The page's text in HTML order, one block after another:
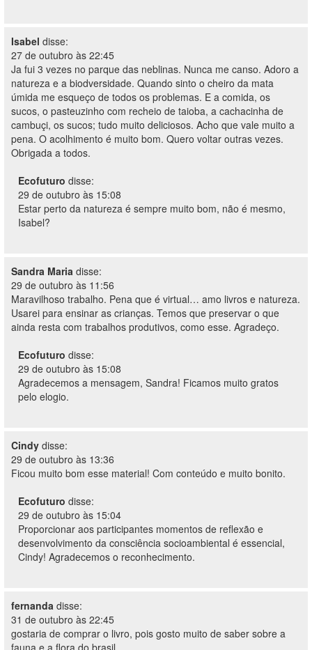
Isabel disse:
27 de outubro às 22:45
Ja fui 3 vezes no parque das neblinas. Nunca me canso. Adoro a
natureza e a biodversidade. Quando sinto o cheiro da mata
úmida me esqueço de todos os problemas. E a comida, os
sucos, o pasteuzinho com recheio de taioba, a cachacinha de
cambuçi, os sucos; tudo muito deliciosos. Acho que vale muito a
pena. O acolhimento é muito bom. Quero voltar outras vezes.
Obrigada a todos.
Ecofuturo disse:
29 de outubro às 15:08
Estar perto da natureza é sempre muito bom, não é mesmo,
Isabel?
Sandra Maria disse:
29 de outubro às 11:56
Maravilhoso trabalho. Pena que é virtual… amo livros e natureza.
Usarei para ensinar as crianças. Temos que preservar o que
ainda resta com trabalhos produtivos, como esse. Agradeço.
Ecofuturo disse:
29 de outubro às 15:08
Agradecemos a mensagem, Sandra! Ficamos muito gratos
pelo elogio.
Cindy disse:
29 de outubro às 13:36
Ficou muito bom esse material! Com conteúdo e muito bonito.
Ecofuturo disse:
29 de outubro às 15:04
Proporcionar aos participantes momentos de reflexão e
desenvolvimento da consciência socioambiental é essencial,
Cindy! Agradecemos o reconhecimento.
fernanda disse:
31 de outubro às 22:45
gostaria de comprar o livro, pois gosto muito de saber sobre a
fauna e a flora do brasil